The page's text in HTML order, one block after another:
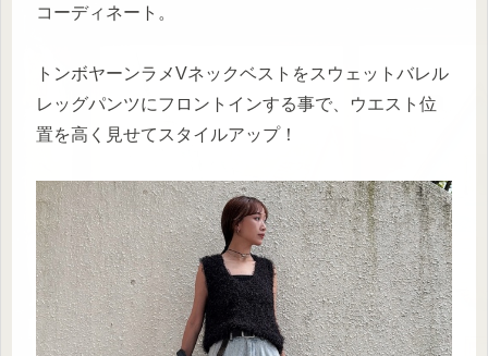
コーディネート。
トンボヤーンラメVネックベストをスウェットバレル
レッグパンツにフロントインする事で、ウエスト位
置を高く見せてスタイルアップ！